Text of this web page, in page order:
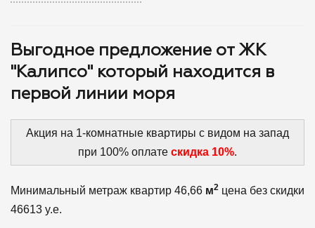
Выгодное предложение от ЖК
"Калипсо" который находится в
первой линии моря
Акция на 1-комнатные квартиры с видом на запад
при 100% оплате скидка 10%.
Минимальный метраж квартир 46,66 м2 цена без скидки
46613 y.e.